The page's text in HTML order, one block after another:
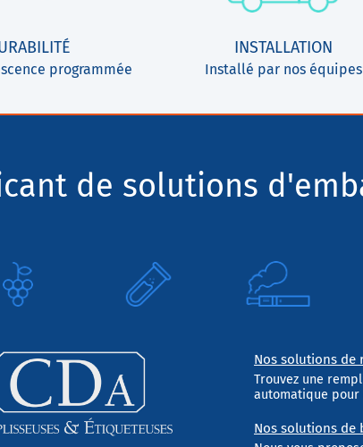
programmée
INSTALLATION
Installé par nos équipes
de solutions
Nos solutions de
Trouvez une
automatique pour
Nos solutions de